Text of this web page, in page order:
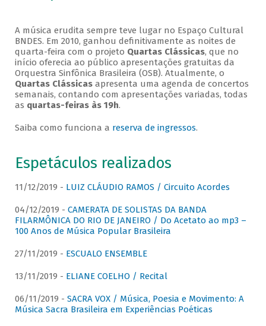
A música erudita sempre teve lugar no Espaço Cultural
BNDES. Em 2010, ganhou definitivamente as noites de
quarta-feira com o projeto Quartas Clássicas, que no
início oferecia ao público apresentações gratuitas da
Orquestra Sinfônica Brasileira (OSB). Atualmente, o
Quartas Clássicasapresenta uma agenda de concertos
semanais, contando com apresentações variadas, todas
as quartas-feiras às 19h.
Saiba como funciona a reserva de ingressos.
Espetáculos realizados
11/12/2019 - LUIZ CLÁUDIO RAMOS / Circuito Acordes
04/12/2019 - CAMERATA DE SOLISTAS DA BANDA
FILARMÔNICA DO RIO DE JANEIRO / Do Acetato ao mp3 –
100 Anos de Música Popular Brasileira
27/11/2019 - ESCUALO ENSEMBLE
13/11/2019 - ELIANE COELHO / Recital
06/11/2019 - SACRA VOX / Música, Poesia e Movimento: A
Música Sacra Brasileira em Experiências Poéticas